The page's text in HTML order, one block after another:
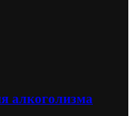
алкоголизма